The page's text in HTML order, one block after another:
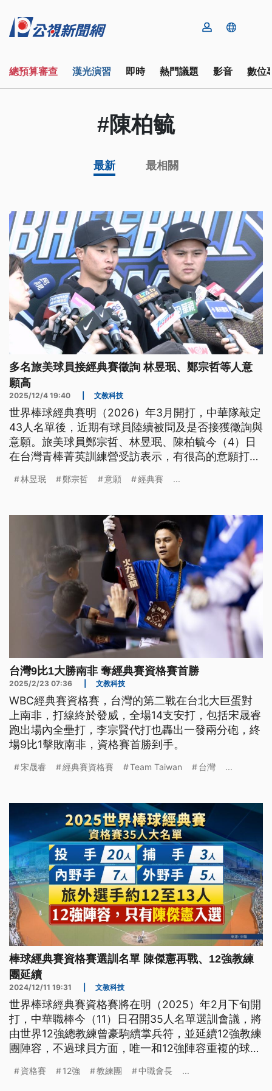
總預算審查 漢光演習 即時 熱門議題 影音 數位
#陳柏毓
最新 最相關
多名旅美球員接經典賽徵詢 林昱珉、鄭宗哲等人意
願高
2025/12/4 19:40 文教科技
世界棒球經典賽明（2026）年3月開打，中華隊敲定
43人名單後，近期有球員陸續被問及是否接獲徵詢與
意願。旅美球員鄭宗哲、林昱珉、陳柏毓今（4）日
在台灣青棒菁英訓練營受訪表示，有很高的意願打經
林昱珉 鄭宗哲 意願 經典賽 ...
台灣9比1大勝南非 奪經典賽資格賽首勝
2025/2/23 07:36 文教科技
WBC經典賽資格賽，台灣的第二戰在台北大巨蛋對
上南非，打線終於發威，全場14支安打，包括宋晟睿
跑出場內全壘打，李宗賢代打也轟出一發兩分砲，終
場9比1擊敗南非，資格賽首勝到手。
宋晟睿 經典賽資格賽 Team Taiwan 台灣 ...
棒球經典賽資格賽選訓名單 陳傑憲再戰、12強教練
團延續
2024/12/11 19:31 文教科技
世界棒球經典賽資格賽將在明（2025）年2月下旬開
打，中華職棒今（11）日召開35人名單選訓會議，將
由世界12強總教練曾豪駒續掌兵符，並延續12強教練
團陣容，不過球員方面，唯一和12強陣容重複的球
名單並展開集訓。
資格賽 12強 教練團 中職會長 ...